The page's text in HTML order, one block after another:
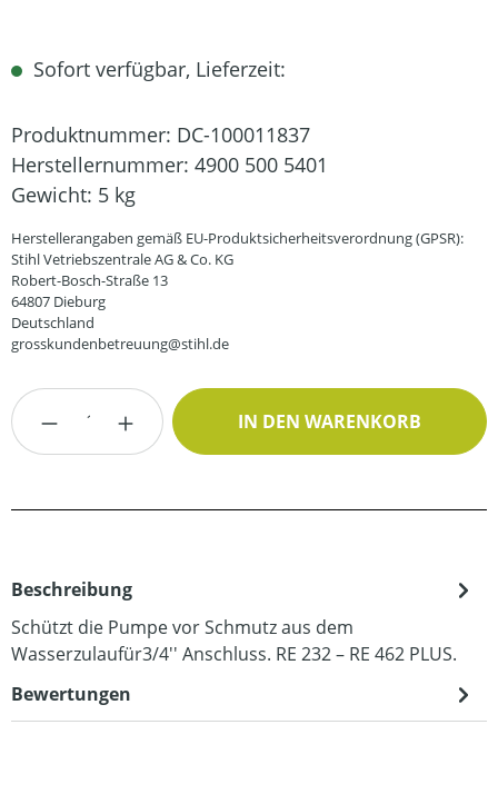
Sofort verfügbar, Lieferzeit:
Produktnummer: DC-100011837
Herstellernummer: 4900 500 5401
Gewicht: 5 kg
Herstellerangaben gemäß EU-Produktsicherheitsverordnung (GPSR):
Stihl Vetriebszentrale AG & Co. KG
Robert-Bosch-Straße 13
64807 Dieburg
Deutschland
grosskundenbetreuung@stihl.de
Produkt Anzahl: Gib den gewünschten
IN DEN WARENKORB
Beschreibung
Schützt die Pumpe vor Schmutz aus dem
Wasserzulaufür3/4'' Anschluss. RE 232 – RE 462 PLUS.
Bewertungen